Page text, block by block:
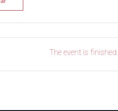
The event is finished.